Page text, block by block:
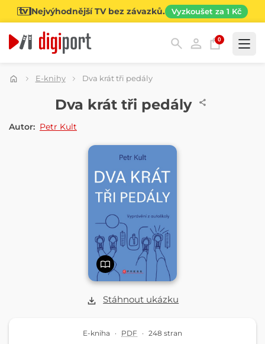
Nejvýhodnější TV bez závazků. Vyzkoušet za 1 Kč
0
Kategorie
E-knihy Dva krát tři pedály
Stáhnout ukázku
Dva krát tři pedály
Autor: Petr Kult
E-kniha · PDF · 248 stran